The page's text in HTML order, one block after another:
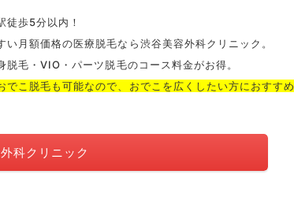
徒歩5分以内 ！
月額価格の医療脱毛なら渋谷美容外科クリニック。
脱毛・VIO・パーツ脱毛のコース料金がお得。
でこ脱毛も可能なので、 おでこを広くしたい方におすすめ
科クリニック